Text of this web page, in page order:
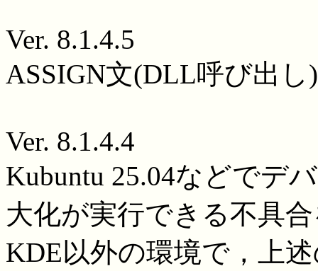
Ver. 8.1.4.5
ASSIGN文(DLL呼び出
Ver. 8.1.4.4
Kubuntu 25.04などでデ
大化が実行できる不具
KDE以外の環境で，上